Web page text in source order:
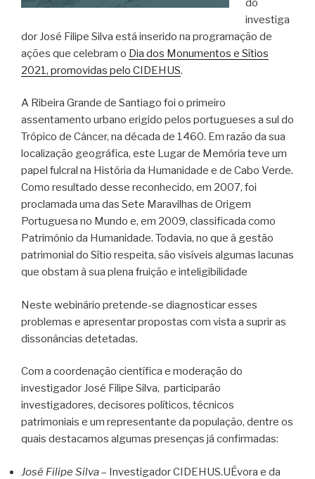
do
investiga
dor José Filipe Silva está inserido na programação de
ações que celebram o Dia dos Monumentos e Sítios
2021, promovidas pelo CIDEHUS.
A Ribeira Grande de Santiago foi o primeiro
assentamento urbano erigido pelos portugueses a sul do
Trópico de Câncer, na década de 1460. Em razão da sua
localização geográfica, este Lugar de Memória teve um
papel fulcral na História da Humanidade e de Cabo Verde.
Como resultado desse reconhecido, em 2007, foi
proclamada uma das Sete Maravilhas de Origem
Portuguesa no Mundo e, em 2009, classificada como
Património da Humanidade. Todavia, no que à gestão
patrimonial do Sítio respeita, são visíveis algumas lacunas
que obstam à sua plena fruição e inteligibilidade
Neste webinário pretende-se diagnosticar esses
problemas e apresentar propostas com vista a suprir as
dissonâncias detetadas.
Com a coordenação científica e moderação do
investigador José Filipe Silva, participarão
investigadores, decisores políticos, técnicos
patrimoniais e um representante da população, dentre os
quais destacamos algumas presenças já confirmadas:
José Filipe Silva– Investigador CIDEHUS.UÉvora e da